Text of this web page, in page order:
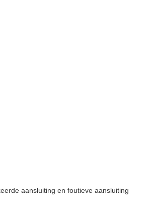
aansluiting en foutieve aansluiting